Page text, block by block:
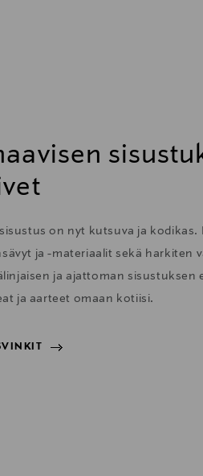
on nyt kutsuva ja kodikas.
ja -materiaalit sekä harkiten
ja ajattoman sisustuksen
ja aarteet omaan kotiisi.